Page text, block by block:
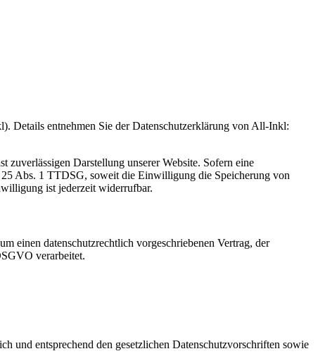
entnehmen Sie der Datenschutzerklärung von All-Inkl:
Darstellung unserer Website. Sofern eine
Abs. 1 TTDSG, soweit die Einwilligung die Speicherung von
ist jederzeit widerrufbar.
einen datenschutzrechtlich vorgeschriebenen Vertrag, der
verarbeitet.
und entsprechend den gesetzlichen Datenschutzvorschriften sowie